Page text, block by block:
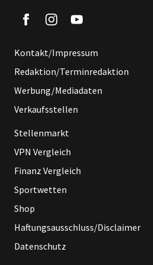
Kontakt/Impressum
Redaktion/Terminredaktion
Werbung/Mediadaten
Verkaufsstellen
Stellenmarkt
VPN Vergleich
Finanz Vergleich
Sportwetten
Shop
Haftungsausschluss/Disclaimer
Datenschutz